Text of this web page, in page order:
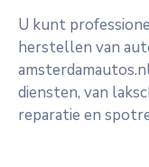
U kunt
herstellen van
diensten, van
reparatie en